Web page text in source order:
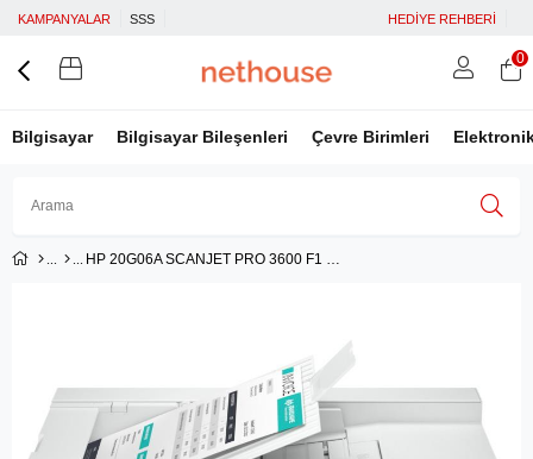
KAMPANYALAR SSS HEDİYE REHBERİ
Bilgisayar Bilgisayar Bileşenleri Çevre Birimleri
0
HP 20G06A SCANJET PRO 3600 F1 SCANNER